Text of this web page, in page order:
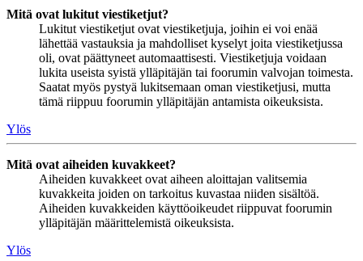
Mitä ovat lukitut viestiketjut?
Lukitut viestiketjut ovat viestiketjuja, joihin ei voi enää
lähettää vastauksia ja mahdolliset kyselyt joita viestiketjussa
oli, ovat päättyneet automaattisesti. Viestiketjuja voidaan
lukita useista syistä ylläpitäjän tai foorumin valvojan toimesta.
Saatat myös pystyä lukitsemaan oman viestiketjusi, mutta
tämä riippuu foorumin ylläpitäjän antamista oikeuksista.
Ylös
Mitä ovat aiheiden kuvakkeet?
Aiheiden kuvakkeet ovat aiheen aloittajan valitsemia
kuvakkeita joiden on tarkoitus kuvastaa niiden sisältöä.
Aiheiden kuvakkeiden käyttöoikeudet riippuvat foorumin
ylläpitäjän määrittelemistä oikeuksista.
Ylös